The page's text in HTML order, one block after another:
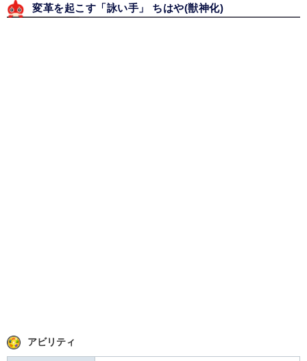
変革を起こす「詠い手」 ちはや(獣神化)
アビリティ